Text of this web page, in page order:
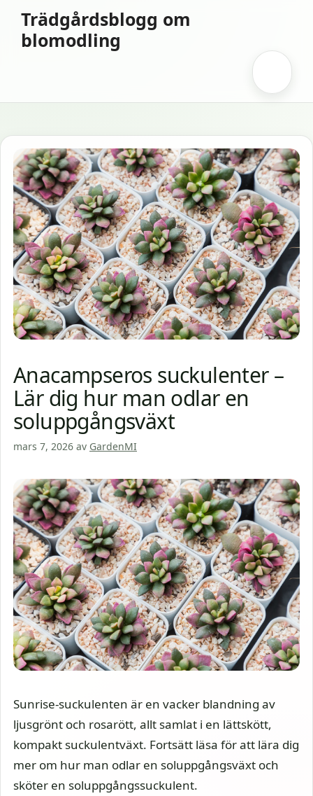
innehåll
Trädgårdsblogg om
blomodling
Anacampseros suckulenter –
Lär dig hur man odlar en
soluppgångsväxt
mars 7, 2026 av GardenMI
Sunrise-suckulenten är en vacker blandning av
ljusgrönt och rosarött, allt samlat i en lättskött,
kompakt suckulentväxt. Fortsätt läsa för att lära dig
mer om hur man odlar en soluppgångsväxt och
sköter en soluppgångssuckulent.